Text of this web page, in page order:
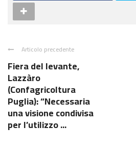
Articolo precedente
Fiera del levante,
Lazzàro
(Confagricoltura
Puglia): “Necessaria
una visione condivisa
per l’utilizzo ...